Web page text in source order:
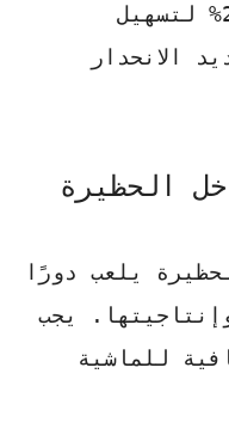
ما يُفضل ميول بنسبة 1-2% لتسهيل
الانحدار
الحظيرة
يلعب دورًا
يجب
للماشية